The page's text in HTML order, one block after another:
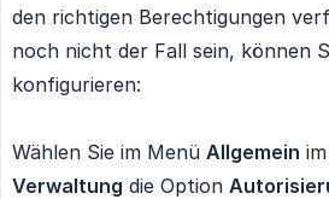
den richtigen Berechtigungen
noch nicht der Fall sein, können
konfigurieren:
Wählen Sie im Menü Allgemein
Verwaltung die Option